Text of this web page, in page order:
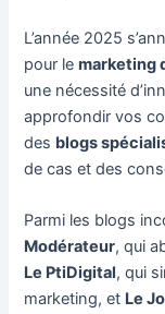
L’année 2025
pour lemarketing
une nécessité
approfondir vos
des blogs
de cas et des
Parmi les blogs
Modérateur, qui
Le PtiDigital, qui
marketing, et Le